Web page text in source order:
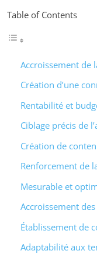
Table of Contents
Accroissement de
Création d’une
Rentabilité et
Ciblage précis de
Création de
Renforcement de
Mesurable et
Accroissement
Établissement de
Adaptabilité aux